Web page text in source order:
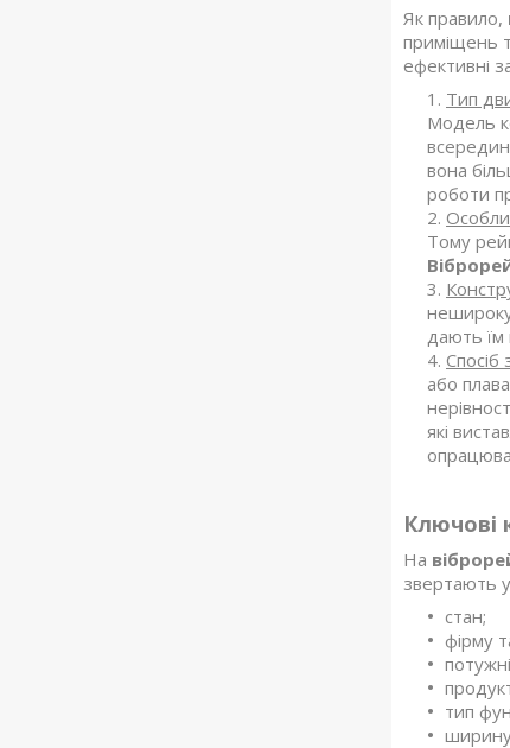
Як правило,
приміщень
ефективні
Тип
Модель
вона
роботи
Тому
дають їм
Спосіб
або
які
Ключові
На
звертають
стан;
фірму
тип